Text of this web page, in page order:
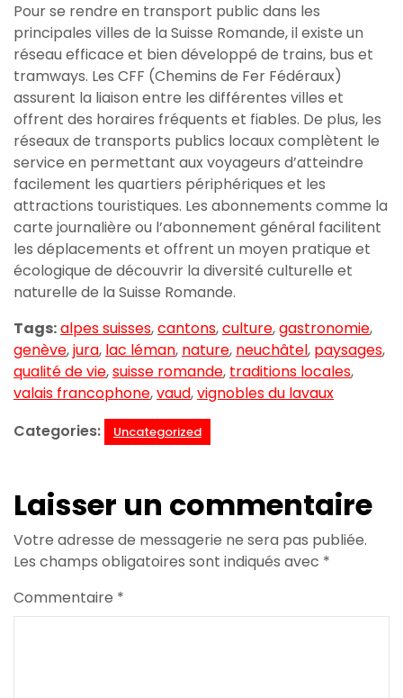
Pour se rendre en transport public dans les
principales villes de la Suisse Romande, il existe un
réseau efficace et bien développé de trains, bus et
tramways. Les CFF (Chemins de Fer Fédéraux)
assurent la liaison entre les différentes villes et
offrent des horaires fréquents et fiables. De plus, les
réseaux de transports publics locaux complètent le
service en permettant aux voyageurs d’atteindre
facilement les quartiers périphériques et les
attractions touristiques. Les abonnements comme la
carte journalière ou l’abonnement général facilitent
les déplacements et offrent un moyen pratique et
écologique de découvrir la diversité culturelle et
naturelle de la Suisse Romande.
Tags:alpes suisses,cantons,culture,gastronomie,
genève,jura, lac léman, nature, neuchâtel, paysages,
qualité de vie,suisse romande, traditions locales,
valais francophone,vaud,vignobles du lavaux
Categories:
Uncategorized
Laisser un commentaire
Votre adresse de messagerie ne sera pas publiée.
Les champs obligatoires sont indiqués avec *
Commentaire *